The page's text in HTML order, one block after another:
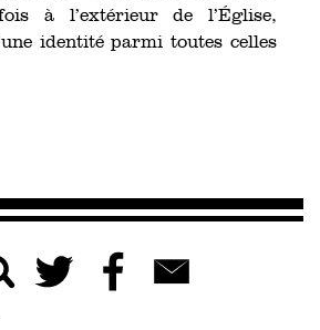
à l’extérieur de l’Église,
identité parmi toutes celles